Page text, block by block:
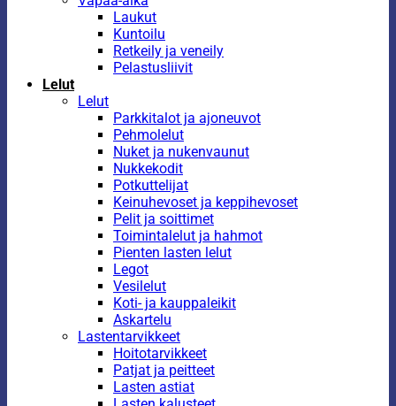
Laukut
Kuntoilu
Retkeily ja veneily
Pelastusliivit
Lelut
Lelut
Parkkitalot ja ajoneuvot
Pehmolelut
Nuket ja nukenvaunut
Nukkekodit
Potkuttelijat
Keinuhevoset ja keppihevoset
Pelit ja soittimet
Toimintalelut ja hahmot
Pienten lasten lelut
Legot
Vesilelut
Koti- ja kauppaleikit
Askartelu
Lastentarvikkeet
Hoitotarvikkeet
Patjat ja peitteet
Lasten astiat